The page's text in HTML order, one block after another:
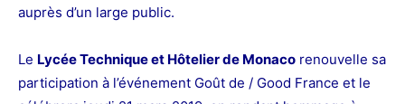
auprès d’un large public.
Le Lycée Technique et Hôtelier de Monaco renouvelle sa
participation à l’événement Goût de / Good France et le